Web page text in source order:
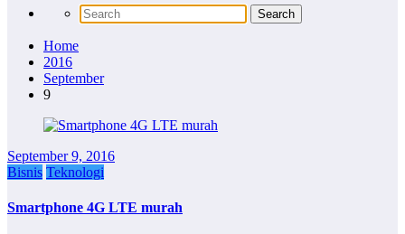
Home
2016
September
9
September 9, 2016
Bisnis Teknologi
Smartphone 4G LTE murah